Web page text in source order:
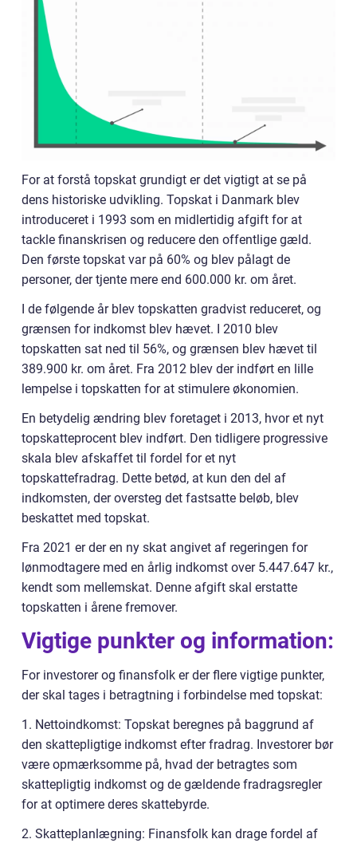
For at forstå topskat grundigt er det vigtigt at se på
dens historiske udvikling. Topskat i Danmark blev
introduceret i 1993 som en midlertidig afgift for at
tackle finanskrisen og reducere den offentlige gæld.
Den første topskat var på 60% og blev pålagt de
personer, der tjente mere end 600.000 kr. om året.
I de følgende år blev topskatten gradvist reduceret, og
grænsen for indkomst blev hævet. I 2010 blev
topskatten sat ned til 56%, og grænsen blev hævet til
389.900 kr. om året. Fra 2012 blev der indført en lille
lempelse i topskatten for at stimulere økonomien.
En betydelig ændring blev foretaget i 2013, hvor et nyt
topskatteprocent blev indført. Den tidligere progressive
skala blev afskaffet til fordel for et nyt
topskattefradrag. Dette betød, at kun den del af
indkomsten, der oversteg det fastsatte beløb, blev
beskattet med topskat.
Fra 2021 er der en ny skat angivet af regeringen for
lønmodtagere med en årlig indkomst over 5.447.647 kr.,
kendt som mellemskat. Denne afgift skal erstatte
topskatten i årene fremover.
Vigtige punkter og information:
For investorer og finansfolk er der flere vigtige punkter,
der skal tages i betragtning i forbindelse med topskat:
1. Nettoindkomst: Topskat beregnes på baggrund af
den skattepligtige indkomst efter fradrag. Investorer bør
være opmærksomme på, hvad der betragtes som
skattepligtig indkomst og de gældende fradragsregler
for at optimere deres skattebyrde.
2. Skatteplanlægning: Finansfolk kan drage fordel af